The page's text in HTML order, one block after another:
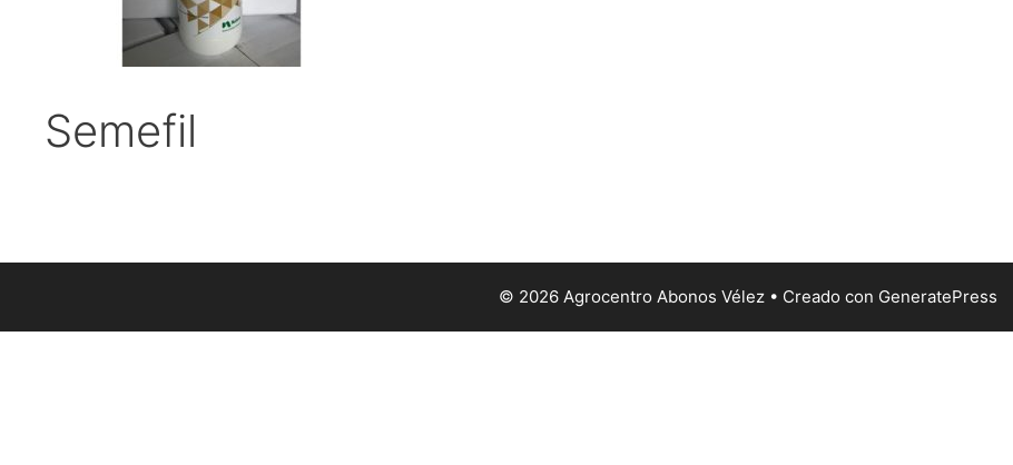
Semefil
© 2026 Agrocentro Abonos Vélez • Creado con GeneratePress